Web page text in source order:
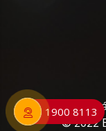
© 2022
Phim
1900 8113